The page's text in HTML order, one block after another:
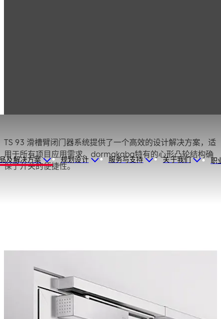
及解决方案 规划设计 服务与支持 关于我们 职
TS 93 滑槽臂闭门器系统提供了一个高效的设计解决方案，适
用于所有项目应用需求。dormakaba特有的心形凸轮结构确
保了开关的便捷性。